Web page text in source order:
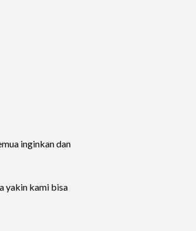
inginkan dan
yakin kami bisa